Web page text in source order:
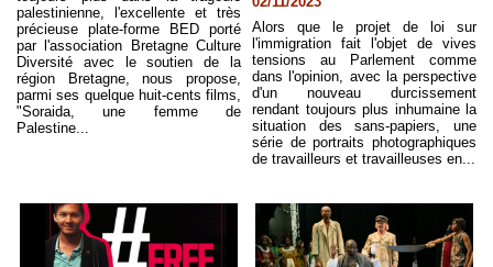
palestinienne, l'excellente et très
précieuse plate-forme BED porté
par l'association Bretagne Culture
Diversité avec le soutien de la
région Bretagne, nous propose,
parmi ses quelque huit-cents films,
"Soraida, une femme de
Palestine...
Alors que le projet de loi sur
l'immigration fait l'objet de vives
tensions au Parlement comme
dans l'opinion, avec la perspective
d'un nouveau durcissement
rendant toujours plus inhumaine la
situation des sans-papiers, une
série de portraits photographiques
de travailleurs et travailleuses en...